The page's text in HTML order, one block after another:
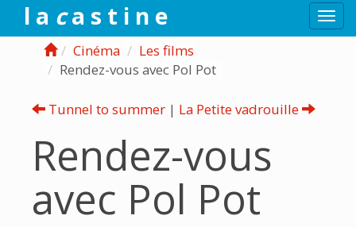
l a ca s t i n e
Cinéma
Les films
Rendez-vous avec Pol Pot
Tunnel to summer | La Petite vadrouille
Rendez-vous
avec Pol Pot